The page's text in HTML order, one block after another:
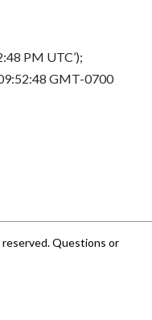
PM UTC’);
GMT-0700
Questions or